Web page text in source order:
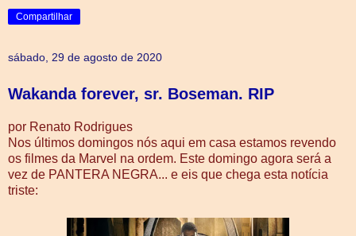
Compartilhar
sábado, 29 de agosto de 2020
Wakanda forever, sr. Boseman. RIP
por Renato Rodrigues
Nos últimos domingos nós aqui em casa estamos revendo
os filmes da Marvel na ordem. Este domingo agora será a
vez de PANTERA NEGRA... e eis que chega esta notícia
triste: